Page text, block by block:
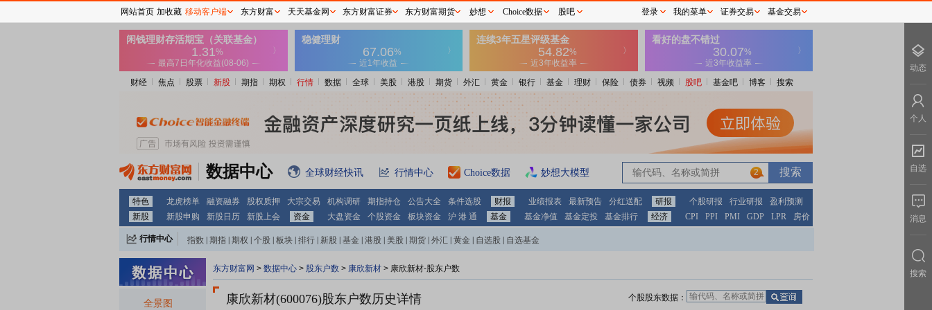
财经 焦点 股票 新股 期指 期权 行情 数据 全球 美股 港股 期货 外汇 黄金 银行 基金 理财 保险 债券 视频 股吧 基金吧 博客 搜索
数据中心 全球财经快讯 行情中心 Choice数据 妙想大模型 2
特色 龙虎榜单 融资融券 股权质押 大宗交易 机构调研 期指持仓 公告大全 条件选股 财报 业绩报表 最新预告 分红送配 研报 个股研报 行业研报
盈利预测
新股
新股申购 新股日历 新股上会 资金 大盘资金 个股资金 板块资金 沪 港 通 基金 基金净值 基金定投 基金排行 经济 CPI PPI PMI GDP LPR 房价
行情中心 指数 期指 期权 个股 板块 排行 新股 基金 港股 美股 期货 外汇 黄金 自选股 自选基金
全景图
东方财富网 > 数据中心 > 股东户数 > 康欣新材 > 康欣新材-股东户数
康欣新材(600076)股东户数历史详情 个股股东数据：
网站首页 加收藏 移动客户端 东方财富 天天基金网 东方财富证券 东方财富期货 妙想 Choice数据 股吧 登录 我的菜单 证券交易 基金交易
动态
个人
自选
消息
搜索